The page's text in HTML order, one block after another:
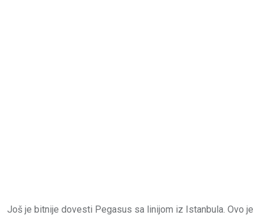
Još je bitnije dovesti Pegasus sa linijom iz Istanbula. Ovo je